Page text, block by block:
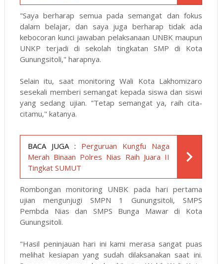
"Saya berharap semua pada semangat dan fokus
dalam belajar, dan saya juga berharap tidak ada
kebocoran kunci jawaban pelaksanaan UNBK maupun
UNKP terjadi di sekolah tingkatan SMP di Kota
Gunungsitoli," harapnya.
Selain itu, saat monitoring Wali Kota Lakhomizaro
sesekali memberi semangat kepada siswa dan siswi
yang sedang ujian. "Tetap semangat ya, raih cita-
citamu," katanya.
BACA JUGA :
Perguruan Kungfu Naga
Merah Binaan Polres Nias Raih Juara II
Tingkat SUMUT
Rombongan monitoring UNBK pada hari pertama
ujian mengunjugi SMPN 1 Gunungsitoli, SMPS
Pembda Nias dan SMPS Bunga Mawar di Kota
Gunungsitoli.
"Hasil peninjauan hari ini kami merasa sangat puas
melihat kesiapan yang sudah dilaksanakan saat ini.